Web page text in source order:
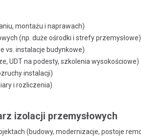
montażu i naprawach)
(np. duże ośrodki i strefy przemysłowe)
vs. instalacje budynkowe)
UDT na podesty, szkolenia wysokościowe)
instalacji)
i rozliczenia)
izolacji przemysłowych
(budowy, modernizacje, postoje